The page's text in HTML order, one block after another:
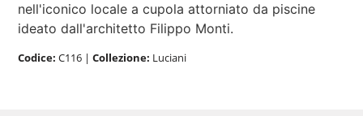
nell'iconico locale a cupola attorniato da piscine
ideato dall'architetto Filippo Monti.
Codice:C116 |Collezione: Luciani